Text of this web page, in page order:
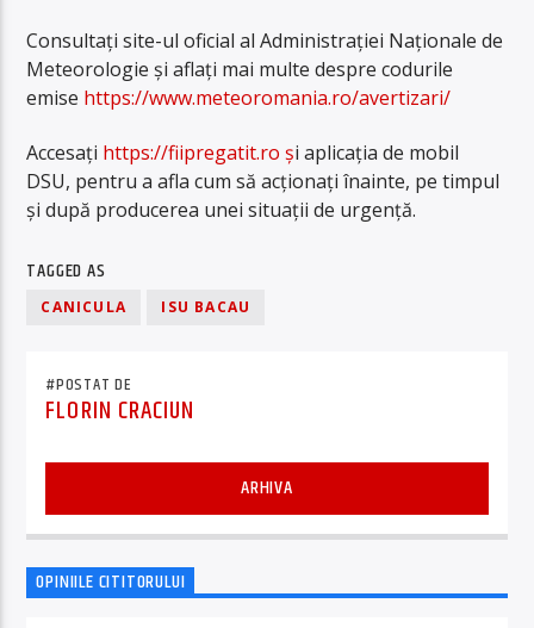
Consultați site-ul oficial al Administrației Naționale de
Meteorologie și aflați mai multe despre codurile
emise https://www.meteoromania.ro/avertizari/
Accesați https://fiipregatit.ro și aplicația de mobil
DSU, pentru a afla cum să acționați înainte, pe timpul
și după producerea unei situații de urgență.
TAGGED AS
CANICULA ISU BACAU
#POSTAT DE
FLORIN CRACIUN
ARHIVA
OPINIILE CITITORULUI